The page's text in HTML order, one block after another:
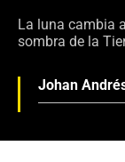
La luna cambia
sombra de la
Johan